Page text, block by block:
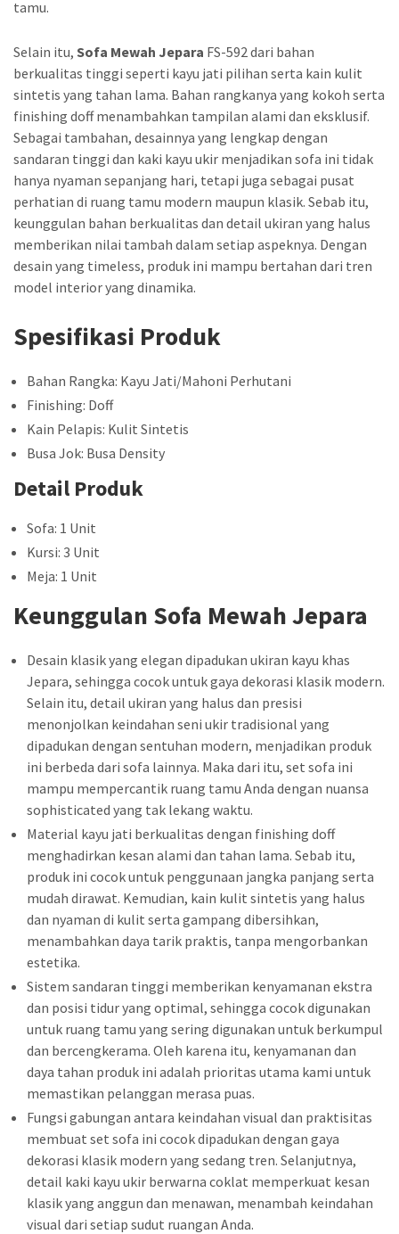
tamu.
Selain itu, Sofa Mewah Jepara FS-592 dari bahan
berkualitas tinggi seperti kayu jati pilihan serta kain kulit
sintetis yang tahan lama. Bahan rangkanya yang kokoh serta
finishing doff menambahkan tampilan alami dan eksklusif.
Sebagai tambahan, desainnya yang lengkap dengan
sandaran tinggi dan kaki kayu ukir menjadikan sofa ini tidak
hanya nyaman sepanjang hari, tetapi juga sebagai pusat
perhatian di ruang tamu modern maupun klasik. Sebab itu,
keunggulan bahan berkualitas dan detail ukiran yang halus
memberikan nilai tambah dalam setiap aspeknya. Dengan
desain yang timeless, produk ini mampu bertahan dari tren
model interior yang dinamika.
Spesifikasi Produk
Bahan Rangka: Kayu Jati/Mahoni Perhutani
Finishing: Doff
Kain Pelapis: Kulit Sintetis
Busa Jok: Busa Density
Detail Produk
Sofa: 1 Unit
Kursi: 3 Unit
Meja: 1 Unit
Keunggulan Sofa Mewah Jepara
Desain klasik yang elegan dipadukan ukiran kayu khas
Jepara, sehingga cocok untuk gaya dekorasi klasik modern.
Selain itu, detail ukiran yang halus dan presisi
menonjolkan keindahan seni ukir tradisional yang
dipadukan dengan sentuhan modern, menjadikan produk
ini berbeda dari sofa lainnya. Maka dari itu, set sofa ini
mampu mempercantik ruang tamu Anda dengan nuansa
sophisticated yang tak lekang waktu.
Material kayu jati berkualitas dengan finishing doff
menghadirkan kesan alami dan tahan lama. Sebab itu,
produk ini cocok untuk penggunaan jangka panjang serta
mudah dirawat. Kemudian, kain kulit sintetis yang halus
dan nyaman di kulit serta gampang dibersihkan,
menambahkan daya tarik praktis, tanpa mengorbankan
estetika.
Sistem sandaran tinggi memberikan kenyamanan ekstra
dan posisi tidur yang optimal, sehingga cocok digunakan
untuk ruang tamu yang sering digunakan untuk berkumpul
dan bercengkerama. Oleh karena itu, kenyamanan dan
daya tahan produk ini adalah prioritas utama kami untuk
memastikan pelanggan merasa puas.
Fungsi gabungan antara keindahan visual dan praktisitas
membuat set sofa ini cocok dipadukan dengan gaya
dekorasi klasik modern yang sedang tren. Selanjutnya,
detail kaki kayu ukir berwarna coklat memperkuat kesan
klasik yang anggun dan menawan, menambah keindahan
visual dari setiap sudut ruangan Anda.